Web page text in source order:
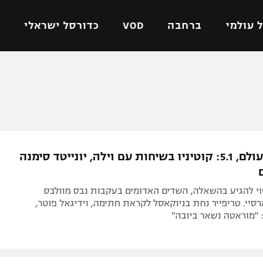
עולמי ברחבה VOD כדורסל ישראלי
ליגה איטלקית
ליגה צרפתית
הפועל ירושלים
העברות בעולם, 5.1: קוטיניו בשיחות עם וילה, יונייטד סימנה
להגיע בהשאלה, השדים האדומים בעקבות נבס מוולבס
טריפייר נחת בניוקאסל לקראת חתימה, וידיגאל פוטר,
"מוראטה נשאר ביובה"